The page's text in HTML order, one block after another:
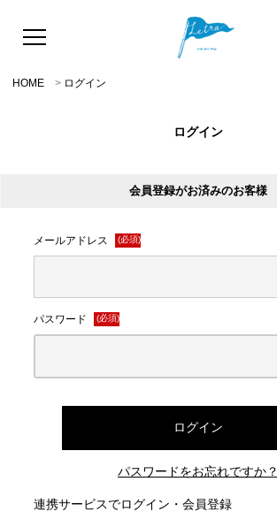
HOME ログイン
ログイン
会員登録がお済みのお客様
メールアドレス (必須)
パスワード (必須)
ログイン
パスワードをお忘れですか？
連携サービスでログイン・会員登録